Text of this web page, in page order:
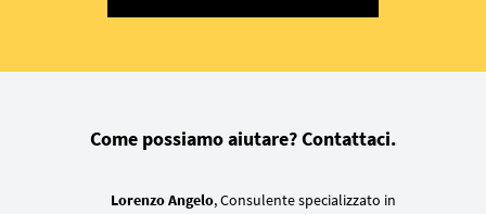
Come possiamo aiutare? Contattaci.
Lorenzo Angelo, Consulente specializzato in